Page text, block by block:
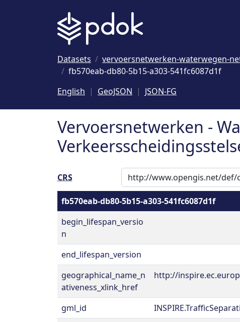
Datasets vervoersnetwerken-waterwegen-
fb570eab-db80-5b15-a303-541fc6087d1f
English
GeoJSON JSON-FG
Vervoersnetwerken -
CRS
fb570eab-db80-5b15-a303-541fc6087d1f
begin_lifespan_versio
n
end_lifespan_version
geographical_name_n
ativeness_xlink_href
http://
gml_id